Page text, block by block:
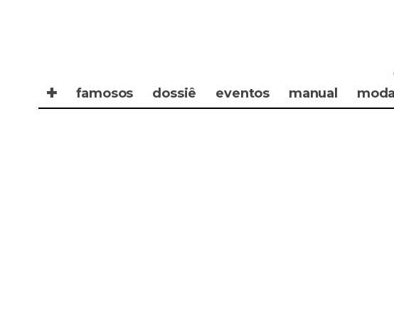
✚ famosos dossiê eventos manual moda